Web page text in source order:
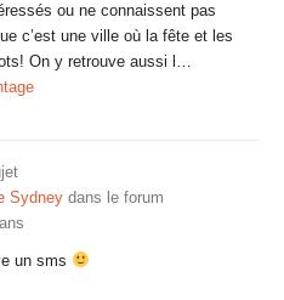
ou ne connaissent pas
c’est une ville où la fête et les
On y retrouve aussi l…
Sydney dans le forum
un sms